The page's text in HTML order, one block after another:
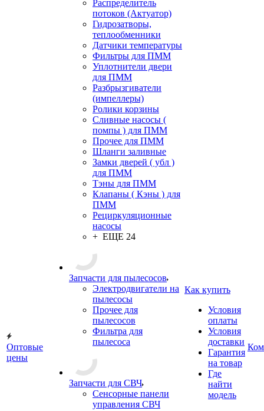
Оптовые
цены
Распределитель
потоков (Актуатор)
Гидрозатворы,
теплообменники
Датчики температуры
Фильтры для ПММ
Уплотнители двери
для ПММ
Разбрызгиватели
(импеллеры)
Ролики корзины
Сливные насосы (
помпы ) для ПММ
Прочее для ПММ
Шланги заливные
Замки дверей ( убл )
для ПММ
Тэны для ПММ
Клапаны ( Кэны ) для
ПММ
Рециркуляционные
насосы
+ ЕЩЕ 24
Запчасти для пылесосов
Электродвигатели на
пылесосы
Прочее для
пылесосов
Фильтра для
пылесоса
Запчасти для СВЧ
Сенсорные панели
управления СВЧ
Как купить
Условия
оплаты
Условия
доставки
Гарантия
на товар
Где
найти
модель